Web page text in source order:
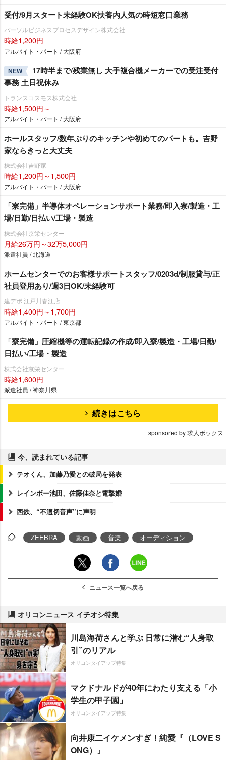
受付/9月スタート未経験OK扶養内人気の時短窓口業務
パーソルビジネスプロセスデザイン株式会社
時給1,200円
アルバイト・パート / 大阪府
NEW
17時半まで/残業無し 大手複合機メーカーでの受注受付
事務 土日祝休み
トランスコスモス株式会社
時給1,500円～
アルバイト・パート / 大阪府
ホールスタッフ/数年ぶりのキッチンや初めてのパートも。吉野
家ならきっと大丈夫
株式会社吉野家
時給1,200円～1,500円
アルバイト・パート / 大阪府
「寮完備」半導体オペレーションサポート業務/即入寮/製造・工
場/日勤/日払い/工場・製造
株式会社京栄センター
月給26万円～32万5,000円
派遣社員 / 北海道
ホームセンターでのお客様サポートスタッフ/0203d/制服貸与/正
社員登用あり/週3日OK/未経験可
建デポ 江戸川春江店
時給1,400円～1,700円
アルバイト・パート / 東京都
「寮完備」圧縮機等の運転記録の作成/即入寮/製造・工場/日勤/
日払い/工場・製造
株式会社京栄センター
時給1,600円
派遣社員 / 神奈川県
続きはこちら
sponsored by 求人ボックス
今、読まれている記事
テオくん、加藤乃愛との破局を発表
レインボー池田、佐藤佳奈と電撃婚
西鉄、“不適切音声”に声明
ZEEBRA 動画 音楽 オーディション
ニュース一覧へ戻る
オリコンニュース イチオシ特集
川島海荷さんと学ぶ 日常に潜む“人身取
引”のリアル
オリコンタイアップ特集
マクドナルドが40年にわたり支える「小
学生の甲子園」
オリコンタイアップ特集
向井康二イケメンすぎ！純愛『（LOVE S
ONG）』